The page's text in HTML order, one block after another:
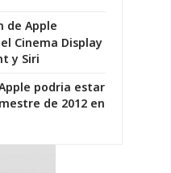
de Apple
Cinema Display
y Siri
podria estar
de 2012 en